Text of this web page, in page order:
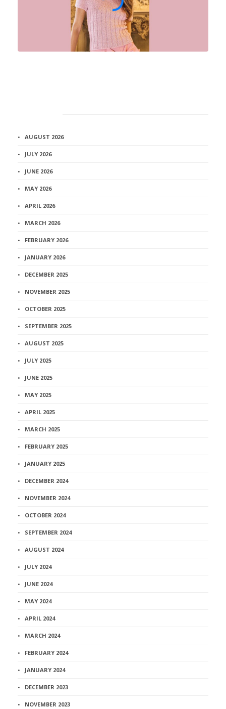
AUGUST 2026
JULY 2026
JUNE 2026
MAY 2026
APRIL 2026
MARCH 2026
FEBRUARY 2026
JANUARY 2026
DECEMBER 2025
NOVEMBER 2025
OCTOBER 2025
SEPTEMBER 2025
AUGUST 2025
JULY 2025
JUNE 2025
MAY 2025
APRIL 2025
MARCH 2025
FEBRUARY 2025
JANUARY 2025
DECEMBER 2024
NOVEMBER 2024
OCTOBER 2024
SEPTEMBER 2024
AUGUST 2024
JULY 2024
JUNE 2024
MAY 2024
APRIL 2024
MARCH 2024
FEBRUARY 2024
JANUARY 2024
DECEMBER 2023
NOVEMBER 2023